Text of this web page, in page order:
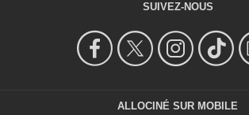
SUIVEZ-NOUS
ALLOCINÉ SUR MOBILE